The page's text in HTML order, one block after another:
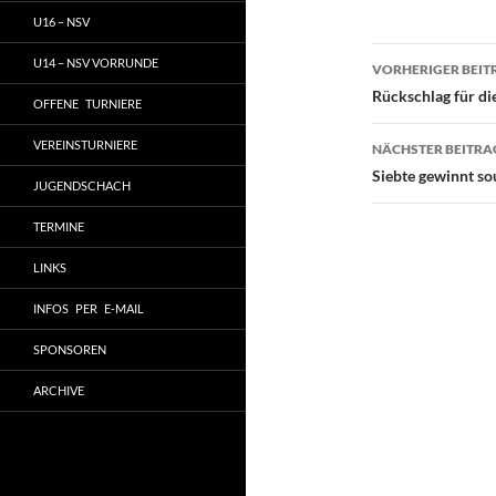
VORHERIGER
Rückschlag für
NÄCHSTER
Siebte gewinnt
U16 – NSV
U14 – NSV VORRUNDE
OFFENE TURNIERE
VEREINSTURNIERE
JUGENDSCHACH
TERMINE
LINKS
INFOS PER E-MAIL
SPONSOREN
ARCHIVE